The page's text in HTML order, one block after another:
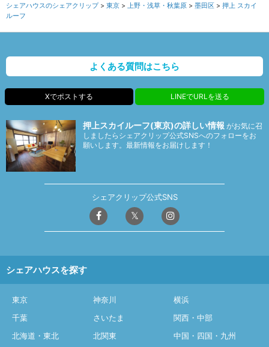
シェアハウスのシェアクリップ 東京 上野・浅草・秋葉原 墨田区
押上 スカイ
ルーフ
よくある質問はこちら
Xでポストする LINEでURLを送る
押上スカイルーフ(東京)の詳しい情報 がお気に召
しましたらシェアクリップ公式SNSへのフォローをお
願いします。最新情報をお届けします！
シェアクリップ公式SNS
シェアハウスを探す
東京 神奈川
横浜
千葉
さいたま
関西・中部
北海道・東北
北関東
中国・四国・九州